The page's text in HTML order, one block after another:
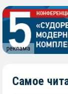
реклама
Самое